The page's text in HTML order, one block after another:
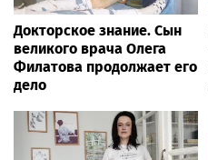
Докторское знание. Сын
великого врача Олега
Филатова продолжает его
дело